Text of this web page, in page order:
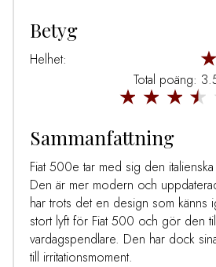
Betyg
Helhet:
Total poäng:
Sammanfattning
Fiat 500e tar med sig den
Den är mer modern och
har trots det en design som känns
stort lyft för Fiat 500 och gör den
vardagspendlare. Den har dock
till irritationsmoment.